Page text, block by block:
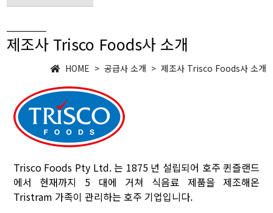
제조사 Trisco Foods사 소개
HOME > 공급사 소개 > 제조사 Trisco Foods사 소개
Trisco Foods Pty Ltd. 는 1875 년 설립되어 호주 퀸즐랜드
에서 현재까지 5 대에 거쳐 식음료 제품을 제조해온
Tristram 가족이 관리하는 호주 기업입니다.